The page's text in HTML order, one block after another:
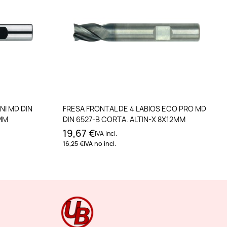
MD DIN
Añadir al carrito
FRESA FRONTAL DE 4 LABIOS ECO PRO MD
DIN 6527-B CORTA. ALTIN-X 8X12MM
19,67 €IVA incl.
16,25 €IVA no incl.